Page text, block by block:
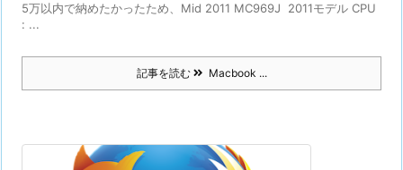
5万以内で納めたかったため、Mid 2011 MC969J 2011モデル CPU
: ...
記事を読む Macbook ...